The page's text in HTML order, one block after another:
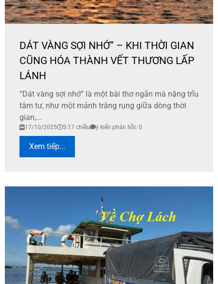
DÁT VÀNG SỢI NHỚ” – KHI THỜI GIAN
CŨNG HÓA THÀNH VẾT THƯƠNG LẤP
LÁNH
“Dát vàng sợi nhớ” là một bài thơ ngắn mà nặng trĩu
tâm tư, như một mảnh trăng rụng giữa dòng thời
gian,...
17/10/2025 5:17 chiều ý kiến phản hồi: 0
Xem tiếp...